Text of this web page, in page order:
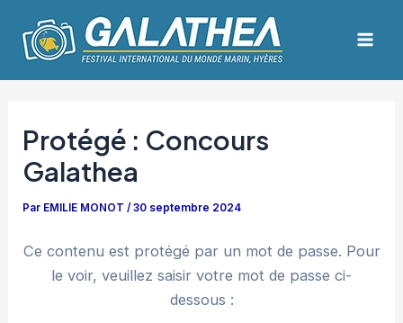
contenu
Protégé : Concours
Galathea
Par EMILIE MONOT/30 septembre 2024
Ce contenu est protégé par un mot de passe. Pour
le voir, veuillez saisir votre mot de passe ci-
dessous :
des
articles